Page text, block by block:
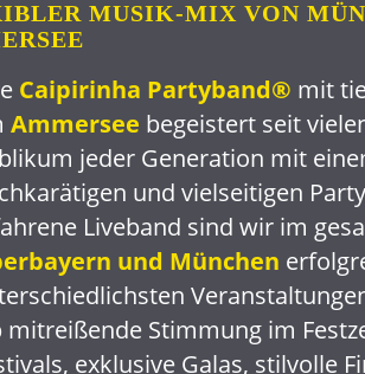
MUSIK-MIX VON
Caipirinha Partyband® mit
Ammersee begeistert seit
jeder Generation mit
und vielseitigen
Liveband sind wir im
und München
mitreißende Stimmung im
exklusive Galas, stilvolle